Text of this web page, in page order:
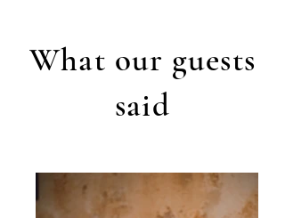
What our guests
said